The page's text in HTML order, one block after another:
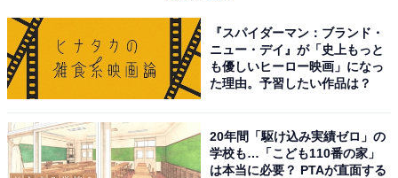
『スパイダーマン：ブランド・
ニュー・デイ』が「史上もっと
も優しいヒーロー映画」になっ
た理由。予習したい作品は？
20年間「駆け込み実績ゼロ」の
学校も…「こども110番の家」
は本当に必要？ PTAが直面する